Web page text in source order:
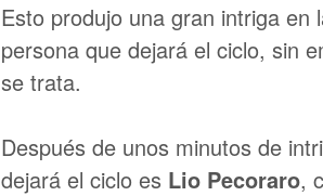
Esto produjo una gran intriga
persona que dejará el ciclo, sin
se trata.
Después de unos minutos de
dejará el ciclo es Lio Pecoraro,